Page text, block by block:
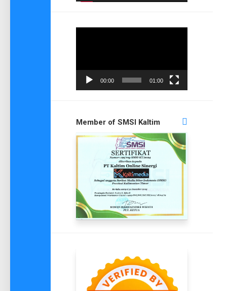
00:00 01:00
Member of SMSI Kaltim